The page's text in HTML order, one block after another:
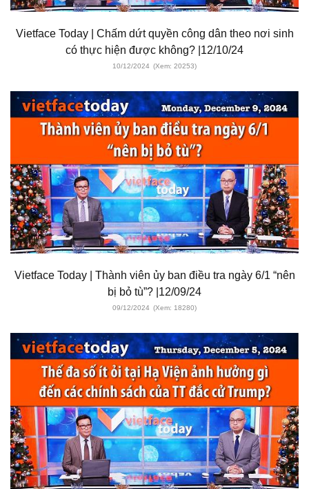
Vietface Today | Chấm dứt quyền công dân theo nơi sinh
có thực hiện được không? |12/10/24
10/12/2024 (Xem: 20253)
Vietface Today | Thành viên ủy ban điều tra ngày 6/1 “nên
bị bỏ tù”? |12/09/24
09/12/2024 (Xem: 18280)